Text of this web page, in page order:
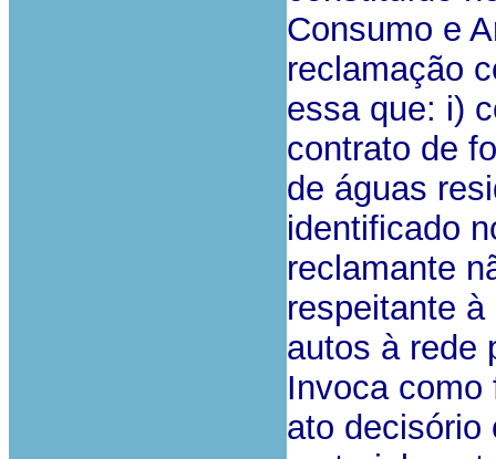
Consumo e
reclamação
essa que: i)
contrato de
de águas
identificado
reclamante
respeitante
autos à rede
Invoca como
ato decisório